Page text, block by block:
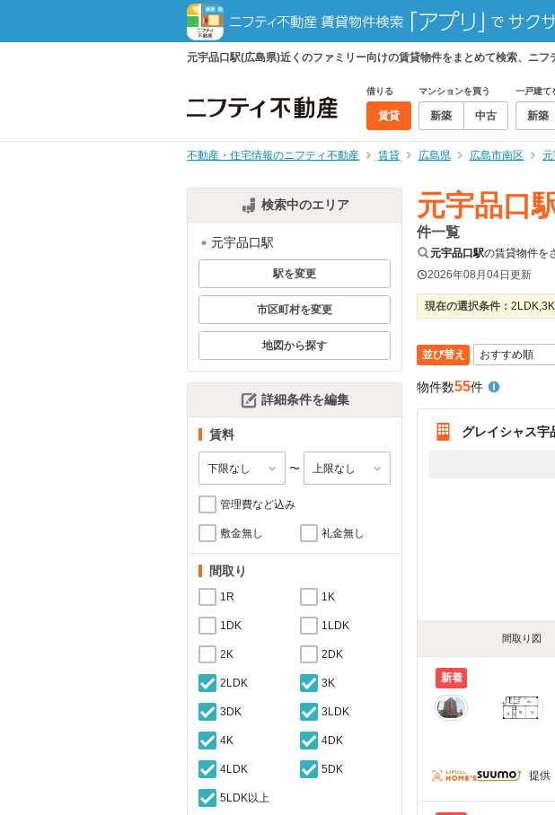
元宇品口駅(広島県)近くのファミリー向けの賃貸物件をまとめて検索、ニ
借りる
賃貸
マンションを買う
新築 中古
一戸建て
新築
不動産・住宅情報のニフティ不動産 賃貸 広島県 広島市南区 元
検索中のエリア
元宇品口駅
駅を変更
市区町村を変更
地図から探す
詳細条件を編集
賃料
〜
管理費など込み
敷金無し 礼金無し
間取り
1R 1K
1DK 1LDK
2K 2DK
2LDK 3K
3DK 3LDK
4K 4DK
4LDK 5DK
5LDK以上
元宇品口
件一覧
元宇品口駅の賃貸物件を
2026年08月04日更新
現在の選択条件：
並び替え
物件数55件
グレイシャス宇
間取り図
新着
提供